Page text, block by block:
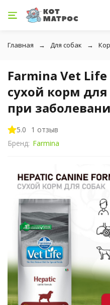
Главная Для собак
Farmina Vet
сухой корм
при
5.0
1 отзыв
Бренд: Farmina